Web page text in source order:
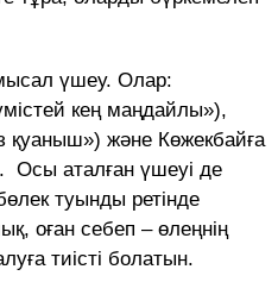
үшеу. Олар:
кең маңдайлы»),
қуаныш») және Көжекбайға
Осы аталған үшеуі де
туынды ретінде
оған себеп – өлеңнің
тиісті болатын.